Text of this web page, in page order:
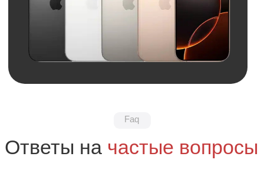
Нужна консультация?
с вами в ближайшее время